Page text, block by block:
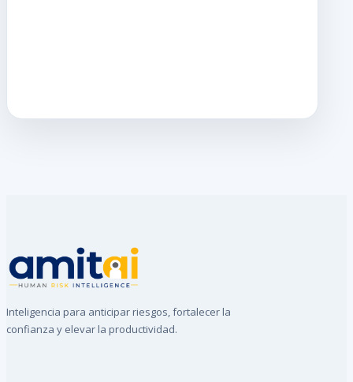
Inteligencia para anticipar riesgos, fortalecer la
confianza y elevar la productividad.